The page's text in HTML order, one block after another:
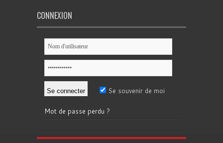
CONNEXION
Se souvenir de moi
Mot de passe perdu ?